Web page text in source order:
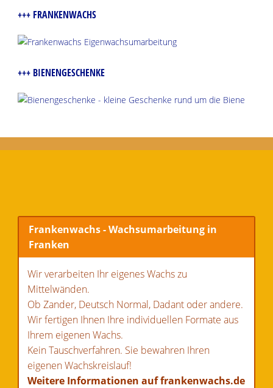
+++ FRANKENWACHS
+++ BIENENGESCHENKE
Frankenwachs - Wachsumarbeitung in
Franken
Wir verarbeiten Ihr eigenes Wachs zu
Mittelwänden.
Ob Zander, Deutsch Normal, Dadant oder andere.
Wir fertigen Ihnen Ihre individuellen Formate aus
Ihrem eigenen Wachs.
Kein Tauschverfahren. Sie bewahren Ihren
eigenen Wachskreislauf!
Weitere Informationen auf frankenwachs.de